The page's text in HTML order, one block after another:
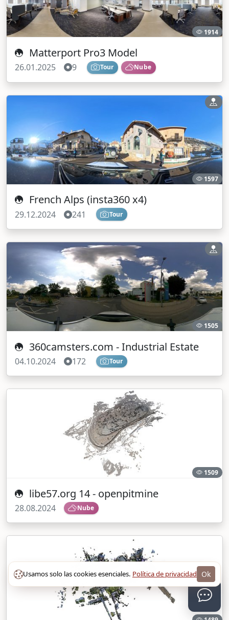
Usamos solo las cookies esenciales. Política de privacidad Ok
1914
Matterport Pro3 Model
26.01.2025 9 Tour Nube
1597
French Alps (insta360 x4)
29.12.2024 241 Tour
1505
360camsters.com - Industrial Estate
04.10.2024 172 Tour
1509
libe57.org 14 - openpitmine
28.08.2024 Nube